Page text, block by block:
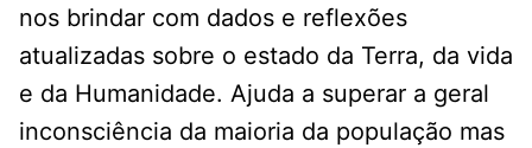
nos brindar com dados e reflexões
atualizadas sobre o estado da Terra, da vida
e da Humanidade. Ajuda a superar a geral
inconsciência da maioria da população mas